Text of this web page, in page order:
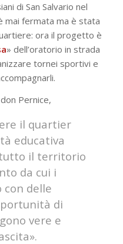
di San Salvario nel
mai fermata ma è stata
ora il progetto è
» dell’oratorio in strada
tornei sportivi e
Pernice,
il quartier
educativa
il territorio
da cui i
con delle
di
vere e